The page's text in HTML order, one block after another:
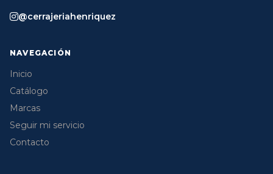
@cerrajeriahenriquez
NAVEGACIÓN
Inicio
Catálogo
Marcas
Seguir mi servicio
Contacto